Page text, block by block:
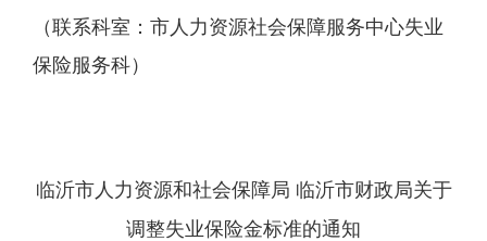
（联系科室：市人力资源社会保障服务中心失业
保险服务科）
临沂市人力资源和社会保障局 临沂市财政局关于
调整失业保险金标准的通知